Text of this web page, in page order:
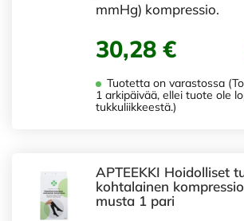
mmHg) kompressio.
30,28 €
Tuotetta on varastossa
1 arkipäivää, ellei tuote ole
tukkuliikkeestä.)
APTEEKKI Hoidolliset
kohtalainen
musta 1 pari